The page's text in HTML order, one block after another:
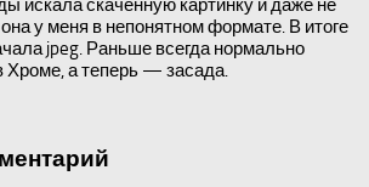
искала скаченную картинку и даже не
у меня в непонятном формате. В итоге
jpeg. Раньше всегда нормально
Хроме, а теперь — засада.